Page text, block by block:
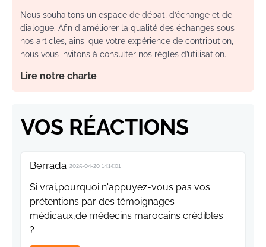
Nous souhaitons un espace de débat, d’échange et de
dialogue. Afin d'améliorer la qualité des échanges sous
nos articles, ainsi que votre expérience de contribution,
nous vous invitons à consulter nos règles d’utilisation.
Lire notre charte
VOS RÉACTIONS
Berrada 2025-04-20 14:14:01
Si vrai,pourquoi n'appuyez-vous pas vos
prétentions par des témoignages
médicaux,de médecins marocains crédibles
?